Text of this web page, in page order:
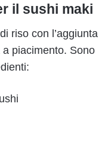
il sushi maki
riso con l’aggiunta
piacimento. Sono